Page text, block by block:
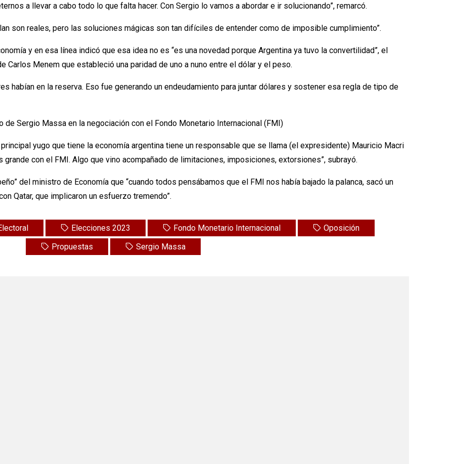
a llevar a cabo todo lo que falta hacer. Con Sergio lo vamos a abordar e ir solucionando”, remarcó.
son reales, pero las soluciones mágicas son tan difíciles de entender como de imposible cumplimiento”.
y en esa línea indicó que esa idea no es “es una novedad porque Argentina ya tuvo la convertilidad”, el
Menem que estableció una paridad de uno a nuno entre el dólar y el peso.
habían en la reserva. Eso fue generando un endeudamiento para juntar dólares y sostener esa regla de tipo de
de Sergio Massa en la negociación con el Fondo Monetario Internacional (FMI)
yugo que tiene la economía argentina tiene un responsable que se llama (el expresidente) Mauricio Macri
con el FMI. Algo que vino acompañado de limitaciones, imposiciones, extorsiones”, subrayó.
del ministro de Economía que “cuando todos pensábamos que el FMI nos había bajado la palanca, sacó un
Qatar, que implicaron un esfuerzo tremendo”.
Elecciones 2023 Fondo Monetario Internacional
Oposición
Propuestas
Sergio Massa